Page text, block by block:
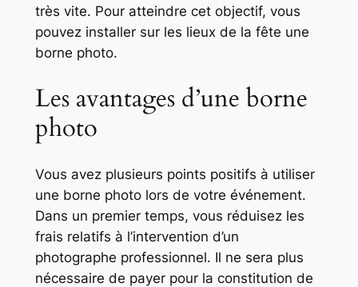
très vite. Pour atteindre cet objectif, vous
pouvez installer sur les lieux de la fête une
borne photo.
Les avantages d’une borne
photo
Vous avez plusieurs points positifs à utiliser
une borne photo lors de votre événement.
Dans un premier temps, vous réduisez les
frais relatifs à l’intervention d’un
photographe professionnel. Il ne sera plus
nécessaire de payer pour la constitution de